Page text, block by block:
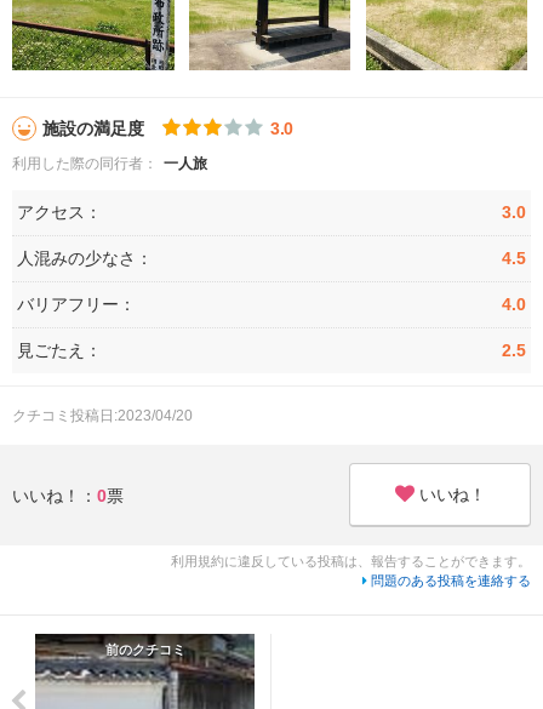
施設の満足度 3.0
利用した際の同行者： 一人旅
アクセス： 3.0
人混みの少なさ： 4.5
バリアフリー： 4.0
見ごたえ： 2.5
クチコミ投稿日:2023/04/20
いいね！： 0票 いいね！
利用規約に違反している投稿は、報告することができます。
問題のある投稿を連絡する
前のクチコミ